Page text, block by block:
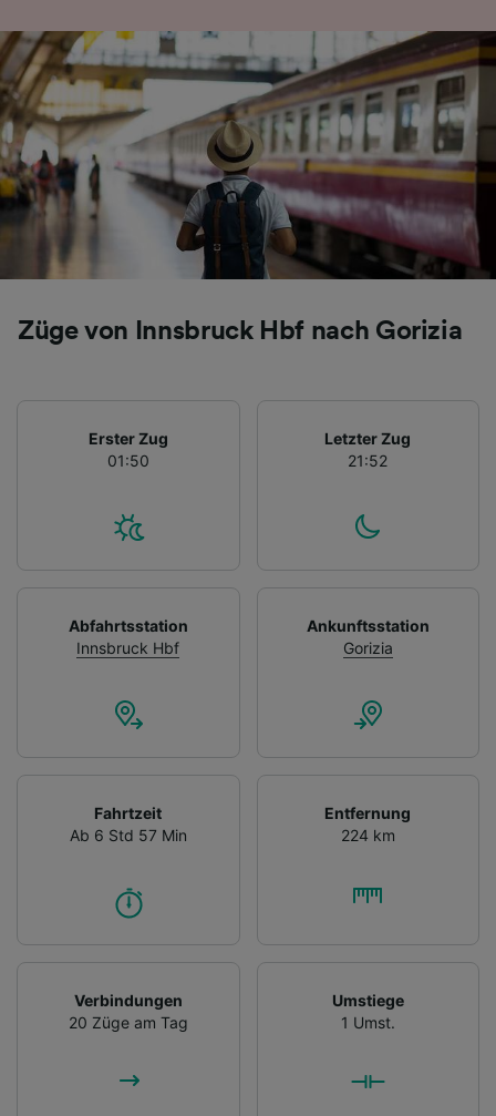
Züge von Innsbruck Hbf nach Gorizia
Erster Zug
01:50
Letzter Zug
21:52
Abfahrtsstation
Innsbruck Hbf
Ankunftsstation
Gorizia
Fahrtzeit
Ab 6 Std 57 Min
Entfernung
224 km
Verbindungen
20 Züge am Tag
Umstiege
1 Umst.
Verwendung genauer Standortdaten.
Endgeräteeigenschaften zur Identifikation
aktiv abfragen. Speichern von oder Zugriff auf
Informationen auf einem Endgerät.
Personalisierte Werbung und Inhalte, Messung
von Werbeleistung und der Performance von
Inhalten, Zielgruppenforschung sowie
Entwicklung und Verbesserung von
Angeboten.
Liste der Partner (Lieferanten)